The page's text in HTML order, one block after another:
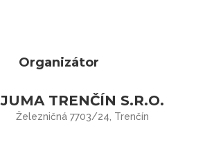
Organizátor
JUMA TRENČÍN S.R.O.
Železničná 7703/24, Trenčín